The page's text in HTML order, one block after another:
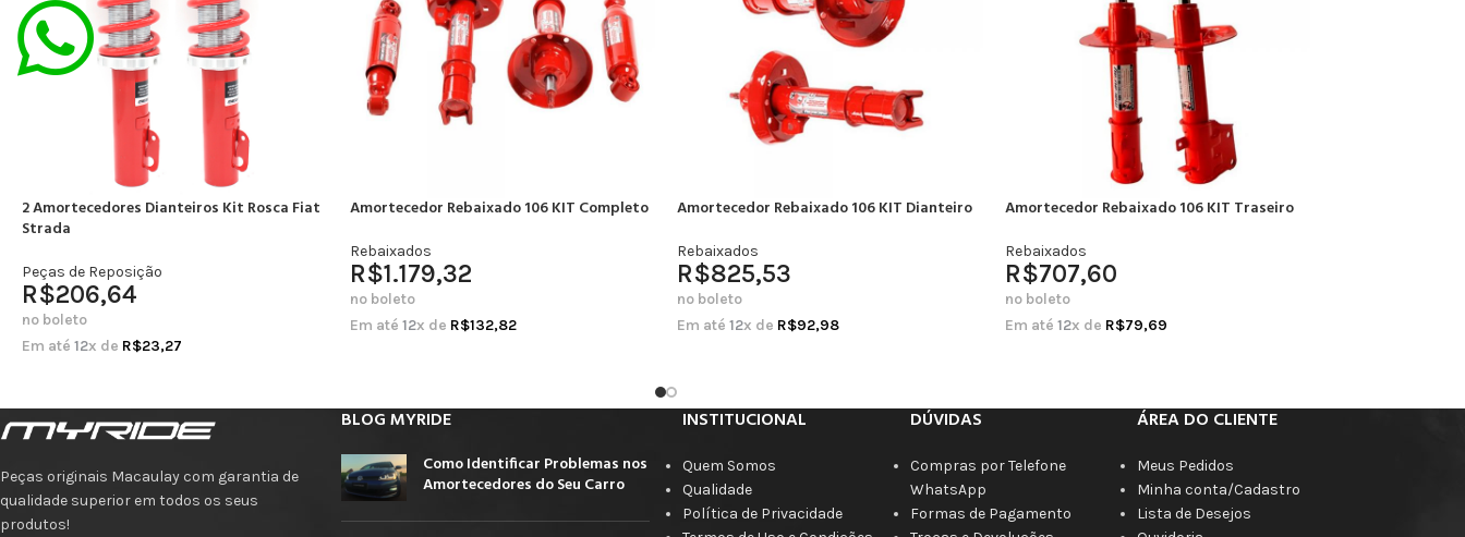
2 Amortecedores Dianteiros Kit Rosca Fiat
Strada
Peças de Reposição
R$206,64
no boleto
Em até 12x de R$23,27
Amortecedor Rebaixado 106 KIT Completo
Rebaixados
R$1.179,32
no boleto
Em até 12x de R$132,82
Amortecedor Rebaixado 106 KIT Dianteiro
Rebaixados
R$825,53
no boleto
Em até 12x de R$92,98
Amortecedor Rebaixado 106 KIT Traseiro
Rebaixados
R$707,60
no boleto
Em até 12x de R$79,69
Peças originais Macaulay com garantia de
qualidade superior em todos os seus
produtos!
BLOG MYRIDE
Como Identificar Problemas nos
Amortecedores do Seu Carro
INSTITUCIONAL
Quem Somos
Qualidade
Política de Privacidade
DÚVIDAS
Compras por Telefone
WhatsApp
Formas de Pagamento
ÁREA DO CLIENTE
Meus Pedidos
Minha conta/Cadastro
Lista de Desejos